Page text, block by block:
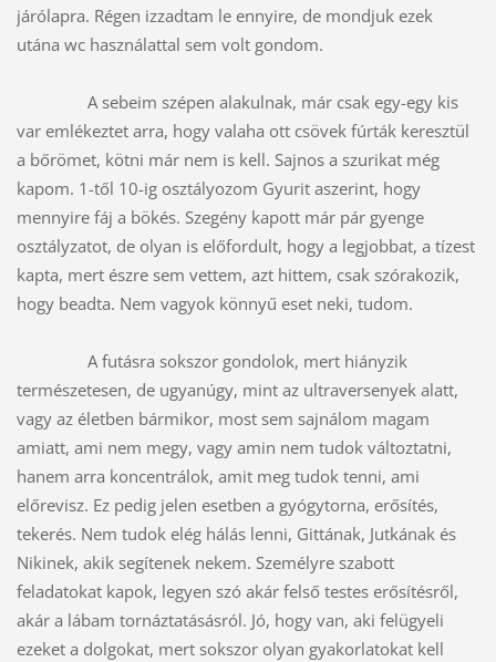
járólapra. Régen izzadtam le ennyire, de mondjuk ezek
utána wc használattal sem volt gondom.
A sebeim szépen alakulnak, már csak egy-egy kis
var emlékeztet arra, hogy valaha ott csövek fúrták keresztül
a bőrömet, kötni már nem is kell. Sajnos a szurikat még
kapom. 1-től 10-ig osztályozom Gyurit aszerint, hogy
mennyire fáj a bökés. Szegény kapott már pár gyenge
osztályzatot, de olyan is előfordult, hogy a legjobbat, a tízest
kapta, mert észre sem vettem, azt hittem, csak szórakozik,
hogy beadta. Nem vagyok könnyű eset neki, tudom.
A futásra sokszor gondolok, mert hiányzik
természetesen, de ugyanúgy, mint az ultraversenyek alatt,
vagy az életben bármikor, most sem sajnálom magam
amiatt, ami nem megy, vagy amin nem tudok változtatni,
hanem arra koncentrálok, amit meg tudok tenni, ami
előrevisz. Ez pedig jelen esetben a gyógytorna, erősítés,
tekerés. Nem tudok elég hálás lenni, Gittának, Jutkának és
Nikinek, akik segítenek nekem. Személyre szabott
feladatokat kapok, legyen szó akár felső testes erősítésről,
akár a lábam tornáztatásásról. Jó, hogy van, aki felügyeli
ezeket a dolgokat, mert sokszor olyan gyakorlatokat kell